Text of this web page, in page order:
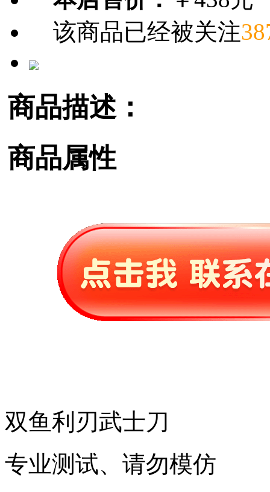
该商品已经被关注
商品描述：
商品属性
双鱼利刃武士刀
专业测试、请勿模仿